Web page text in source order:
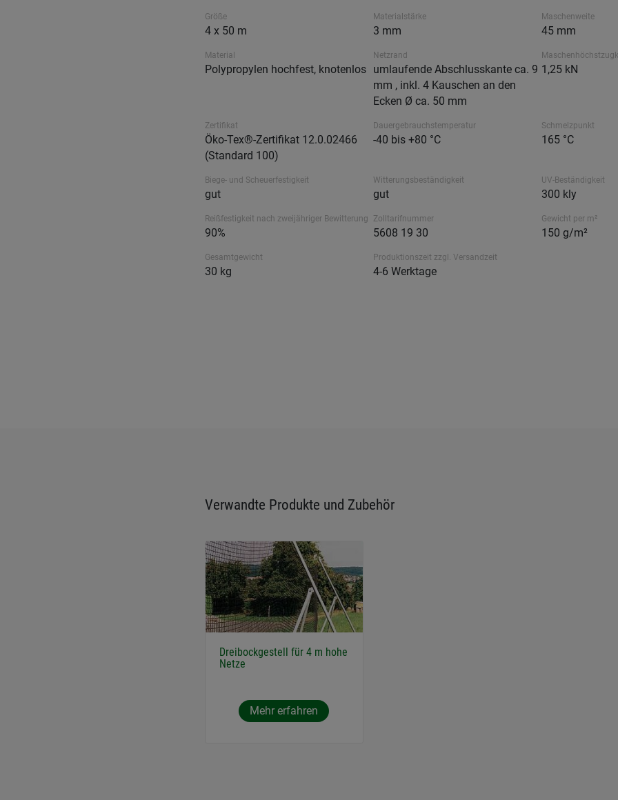
Größe
4 x 50 m
Materialstärke
3 mm
Maschenweite
45 mm
Material
Polypropylen hochfest, knotenlos
Netzrand
umlaufende Abschlusskante ca. 9
mm , inkl. 4 Kauschen an den
Ecken Ø ca. 50 mm
1,25 kN
Zertifikat
Öko-Tex®-Zertifikat 12.0.02466
(Standard 100)
Dauergebrauchstemperatur
-40 bis +80 °C
Schmelzpunkt
165 °C
Biege- und Scheuerfestigkeit
gut
Witterungsbeständigkeit
gut
UV-Beständigkeit
300 kly
Reißfestigkeit nach zweijähriger Bewitterung
90%
Zolltarifnummer
5608 19 30
Gewicht per m²
150 g/m²
Gesamtgewicht
30 kg
Produktionszeit zzgl. Versandzeit
4-6 Werktage
Verwandte Produkte und Zubehör
Dreibockgestell für 4 m hohe
Netze
Mehr erfahren